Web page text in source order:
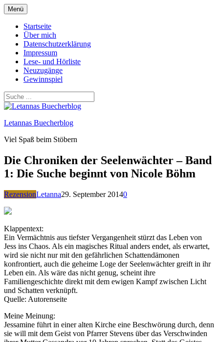
Zum
Inhalt
springen
Menü
Startseite
Über mich
Datenschutzerklärung
Impressum
Lese- und Hörliste
Neuzugänge
Gewinnspiel
Letannas Buecherblog
Viel Spaß beim Stöbern
Die Chroniken der Seelenwächter – Band
1: Die Suche beginnt von Nicole Böhm
RezensionLetanna29. September 20140
Klappentext:
Ein Vermächtnis aus tiefster Vergangenheit stürzt das Leben von
Jess ins Chaos. Als ein magisches Ritual anders endet, als erwartet,
wird sie nicht nur mit den gefährlichen Schattendämonen
konfrontiert, auch die geheime Loge der Seelenwächter greift in ihr
Leben ein. Als wäre das nicht genug, scheint ihre
Familiengeschichte direkt mit dem ewigen Kampf zwischen Licht
und Schatten verknüpft.
Quelle: Autorenseite
Meine Meinung:
Jessamine führt in einer alten Kirche eine Beschwörung durch, denn
sie will mit dem Geist von Pfarrer Stevens über das Verschwinden